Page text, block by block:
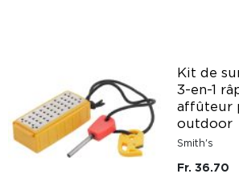
Kit de
3-en-1
affûteur
outdoor
Smith's
Fr. 36.70